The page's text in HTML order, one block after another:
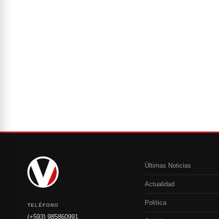
TELÉFONO
(+593) 985860991
Últimas Noticias
Actualidad
Política